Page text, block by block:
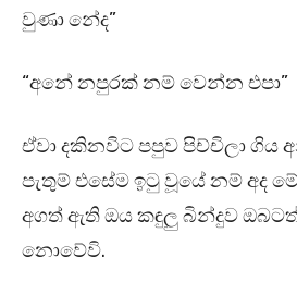
වුණා නේද”
“අනේ නපුරක් නම් වෙන්න එපා”
ඒවා දකිනවිට පපුව පිච්චිලා ගිය
පැතුම් එසේම ඉටු වූයේ නම් අද
අගත් ඇති ඔය කඳුලු බින්දුව
නොවේවි.